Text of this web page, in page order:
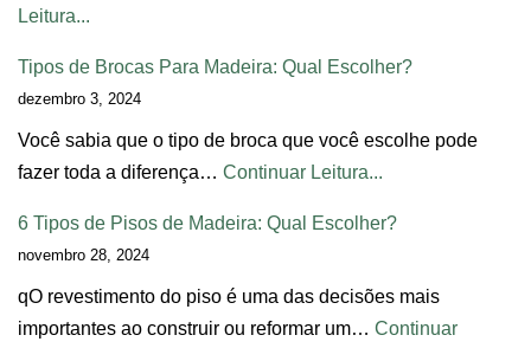
Leitura...
Tipos de Brocas Para Madeira: Qual Escolher?
dezembro 3, 2024
Você sabia que o tipo de broca que você escolhe pode
fazer toda a diferença… Continuar Leitura...
6 Tipos de Pisos de Madeira: Qual Escolher?
novembro 28, 2024
qO revestimento do piso é uma das decisões mais
importantes ao construir ou reformar um… Continuar